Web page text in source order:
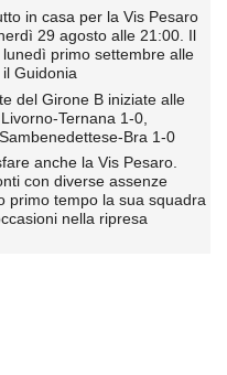
in casa per la Vis Pesaro
29 agosto alle 21:00. Il
primo settembre alle
Guidonia
del Girone B iniziate alle
Ternana 1-0,
Bra 1-0
anche la Vis Pesaro.
con diverse assenze
primo tempo la sua squadra
nella ripresa